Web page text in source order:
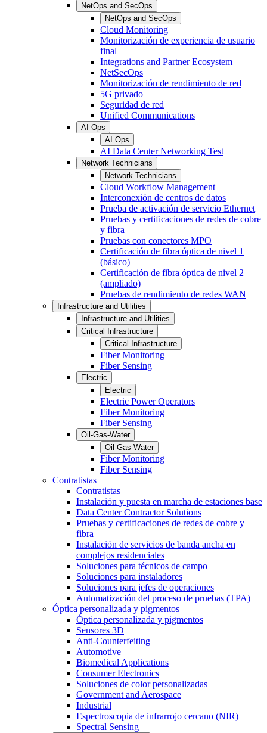
NetOps and SecOps
NetOps and SecOps
Cloud Monitoring
Monitorización de experiencia de usuario
final
Integrations and Partner Ecosystem
NetSecOps
Monitorización de rendimiento de red
5G privado
Seguridad de red
Unified Communications
AI Ops
AI Ops
AI Data Center Networking Test
Network Technicians
Network Technicians
Cloud Workflow Management
Interconexión de centros de datos
Prueba de activación de servicio Ethernet
Pruebas y certificaciones de redes de cobre
y fibra
Pruebas con conectores MPO
Certificación de fibra óptica de nivel 1
(básico)
Certificación de fibra óptica de nivel 2
(ampliado)
Pruebas de rendimiento de redes WAN
Infrastructure and Utilities
Infrastructure and Utilities
Critical Infrastructure
Critical Infrastructure
Fiber Monitoring
Fiber Sensing
Electric
Electric
Electric Power Operators
Fiber Monitoring
Fiber Sensing
Oil-Gas-Water
Oil-Gas-Water
Fiber Monitoring
Fiber Sensing
Contratistas
Contratistas
Instalación y puesta en marcha de estaciones base
Data Center Contractor Solutions
Pruebas y certificaciones de redes de cobre y
fibra
Instalación de servicios de banda ancha en
complejos residenciales
Soluciones para técnicos de campo
Soluciones para instaladores
Soluciones para jefes de operaciones
Automatización del proceso de pruebas (TPA)
Óptica personalizada y pigmentos
Óptica personalizada y pigmentos
Sensores 3D
Anti-Counterfeiting
Automotive
Biomedical Applications
Consumer Electronics
Soluciones de color personalizadas
Government and Aerospace
Industrial
Espectroscopia de infrarrojo cercano (NIR)
Spectral Sensing